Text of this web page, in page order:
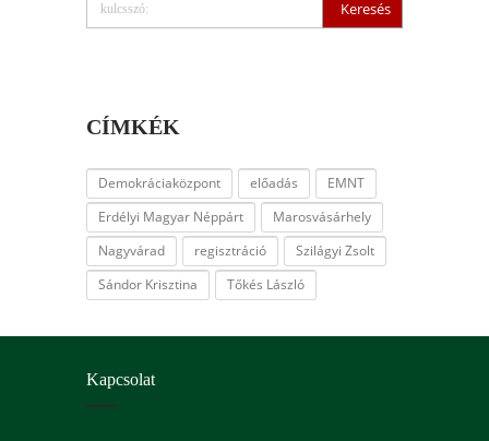
CÍMKÉK
Demokráciaközpont előadás
EMNT
Erdélyi Magyar Néppárt
Marosvásárhely
Nagyvárad
regisztráció
Szilágyi Zsolt
Sándor Krisztina
Tőkés László
Kapcsolat